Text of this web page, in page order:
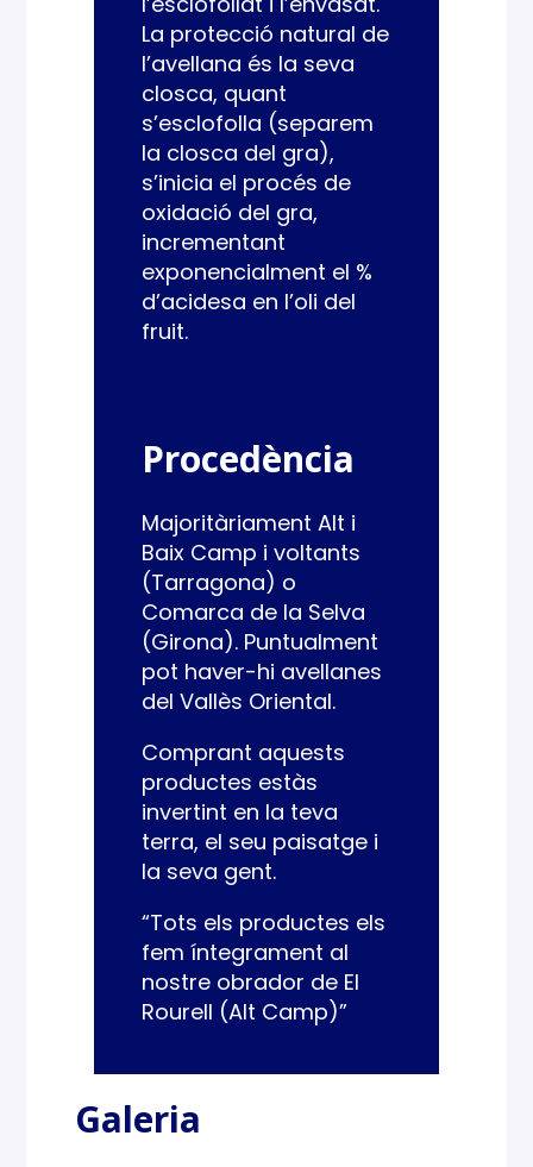
La protecció natural de
l’avellana és la seva
closca, quant
s’esclofolla (separem
la closca del gra),
s’inicia el procés de
oxidació del gra,
incrementant
exponencialment el %
d’acidesa en l’oli del
fruit.
Procedència
Majoritàriament Alt i
Baix Camp i voltants
(Tarragona) o
Comarca de la Selva
(Girona). Puntualment
pot haver-hi avellanes
del Vallès Oriental.
Comprant aquests
productes estàs
invertint en la teva
terra, el seu paisatge i
la seva gent.
“Tots els productes els
fem íntegrament al
nostre obrador de El
Rourell (Alt Camp)”
Galeria